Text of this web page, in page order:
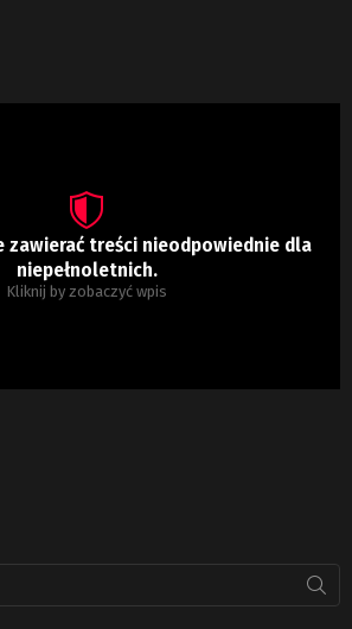
zawierać treści nieodpowiednie dla
niepełnoletnich.
Kliknij by zobaczyć wpis